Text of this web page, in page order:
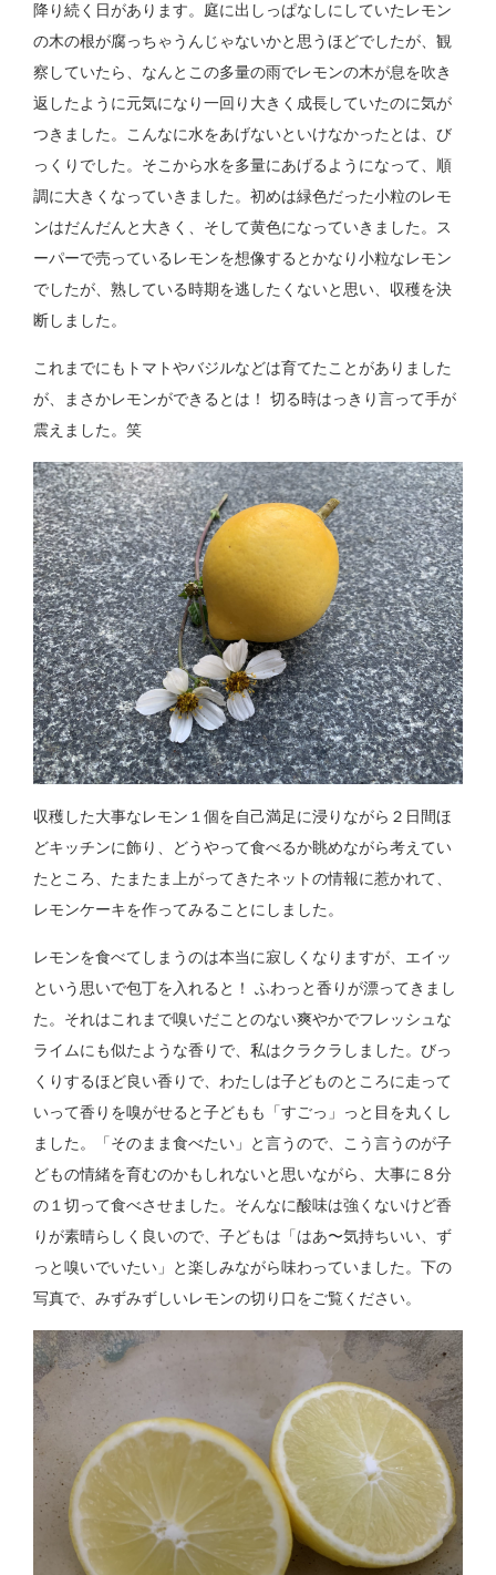
降り続く日があります。庭に出しっぱなしにしていたレモン
の木の根が腐っちゃうんじゃないかと思うほどでしたが、観
察していたら、なんとこの多量の雨でレモンの木が息を吹き
返したように元気になり一回り大きく成長していたのに気が
つきました。こんなに水をあげないといけなかったとは、び
っくりでした。そこから水を多量にあげるようになって、順
調に大きくなっていきました。初めは緑色だった小粒のレモ
ンはだんだんと大きく、そして黄色になっていきました。ス
ーパーで売っているレモンを想像するとかなり小粒なレモン
でしたが、熟している時期を逃したくないと思い、収穫を決
断しました。
これまでにもトマトやバジルなどは育てたことがありました
が、まさかレモンができるとは！ 切る時はっきり言って手が
震えました。笑
収穫した大事なレモン１個を自己満足に浸りながら２日間ほ
どキッチンに飾り、どうやって食べるか眺めながら考えてい
たところ、たまたま上がってきたネットの情報に惹かれて、
レモンケーキを作ってみることにしました。
レモンを食べてしまうのは本当に寂しくなりますが、エイッ
という思いで包丁を入れると！ ふわっと香りが漂ってきまし
た。それはこれまで嗅いだことのない爽やかでフレッシュな
ライムにも似たような香りで、私はクラクラしました。びっ
くりするほど良い香りで、わたしは子どものところに走って
いって香りを嗅がせると子どもも「すごっ」っと目を丸くし
ました。「そのまま食べたい」と言うので、こう言うのが子
どもの情緒を育むのかもしれないと思いながら、大事に８分
の１切って食べさせました。そんなに酸味は強くないけど香
りが素晴らしく良いので、子どもは「はあ〜気持ちいい、ず
っと嗅いでいたい」と楽しみながら味わっていました。下の
写真で、みずみずしいレモンの切り口をご覧ください。